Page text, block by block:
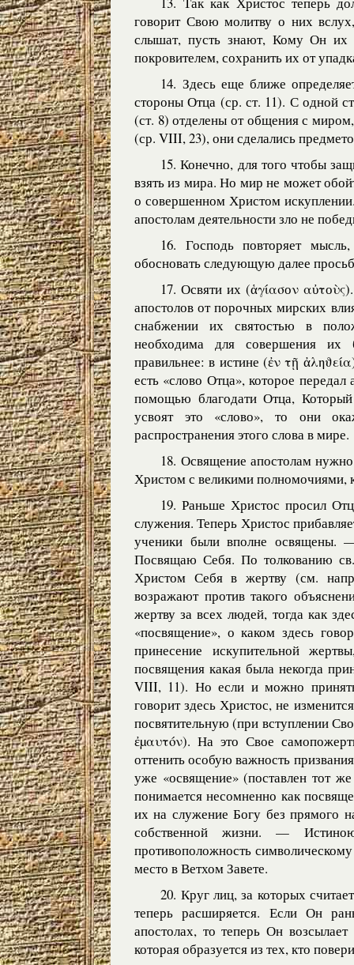
говорит Свою молитву о них
слышат, пусть знают, Кому Он их
покровителем, сохранить их от
14. Здесь еще ближе
стороны Отца (ср. ст. 11). С одной
(ст. 8) отделены от общения с
(ср. VIII, 23), они сделались
15. Конечно, для того чтобы
взять из мира. Но мир не может
о совершенном Христом
апостолам деятельности зло не
16. Господь повторяет
обосновать следующую далее
17. Освяти их (ἁγίασоν
апостолов от порочных мирских
снабжении их святостью в
необходима для совершения
правильнее: в истине (ἐν τῇ
есть «слово Отца», которое
помощью благодати Отца,
усвоят это «слово», то они
распространения этого слова в мире.
18. Освящение апостолам
Христом с великими
19. Раньше Христос просил
служения. Теперь Христос
ученики были вполне
Посвящаю Себя. По толкованию
Христом Себя в жертву (см.
возражают против такого
жертву за всех людей, тогда как
«посвящение», о каком здесь
принесение искупительной
посвящения какая была некогда
VIII, 11). Но если и можно
говорит здесь Христос, не
посвятительную (при вступлении
ἐµαυτόν). На это Свое
оттенить особую важность
уже «освящение» (поставлен тот
понимается несомненно как
их на служение Богу без прямого
собственной жизни. —
противоположность
место в Ветхом Завете.
20. Круг лиц, за которых
теперь расширяется. Если Он
апостолах, то теперь Он
которая образуется из тех, кто